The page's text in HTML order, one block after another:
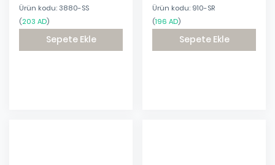
Ürün kodu: 3880-SS
(203 AD)
Sepete Ekle
Ayakkabı
Ürün kodu: 910-SR
(196 AD)
Sepete Ekle